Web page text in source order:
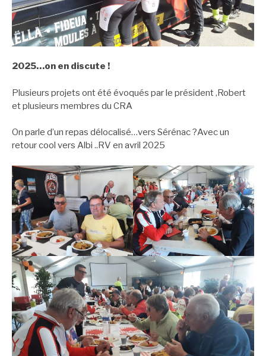
2025…on en discute !
Plusieurs projets ont été évoqués par le président ,Robert
et plusieurs membres du CRA
On parle d’un repas délocalisé…vers Sérénac ?Avec un
retour cool vers Albi ..RV en avril 2025